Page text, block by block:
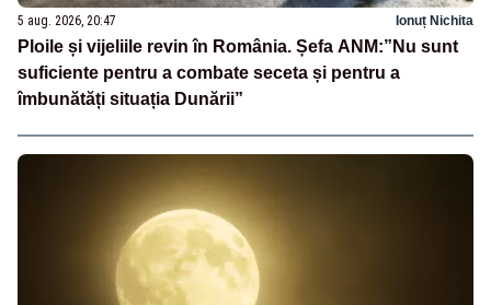
5 aug. 2026, 20:47 Ionuț Nichita
Ploile și vijeliile revin în România. Șefa ANM:”Nu sunt
suficiente pentru a combate seceta și pentru a
îmbunătăți situația Dunării”